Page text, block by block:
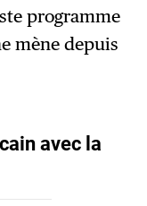
programme
mène depuis